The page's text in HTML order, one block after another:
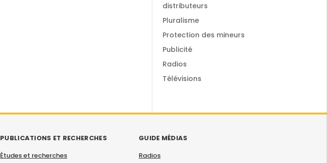
distributeurs
Pluralisme
Protection des mineurs
Publicité
Radios
Télévisions
PUBLICATIONS ET RECHERCHES
Études et recherches
GUIDE MÉDIAS
Radios